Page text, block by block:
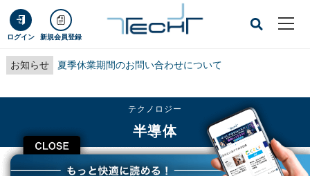
ログイン 新規会員登録
お知らせ 夏季休業期間のお問い合わせについて
CLOSE
テクノロジー
半導体